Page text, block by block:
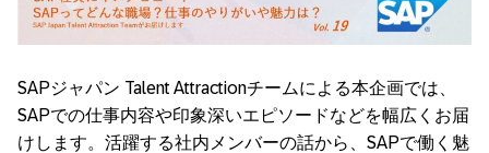
SAPジャパン Talent Attractionチームによる本企画では、
SAPでの仕事内容や印象深いエピソードなどを幅広くお届
けします。活躍する社内メンバーの話から、SAPで働く魅